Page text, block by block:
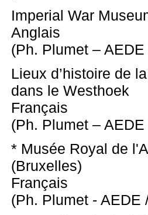
Imperial War
Anglais
(Ph. Plumet –
Lieux d’histoire de
dans le Westhoek
Français
(Ph. Plumet –
* Musée Royal de
(Bruxelles)
Français
(Ph. Plumet - AEDE